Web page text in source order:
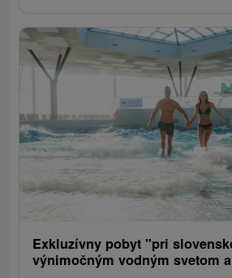
Exkluzívny pobyt "pri
výnimočným vodným svetom